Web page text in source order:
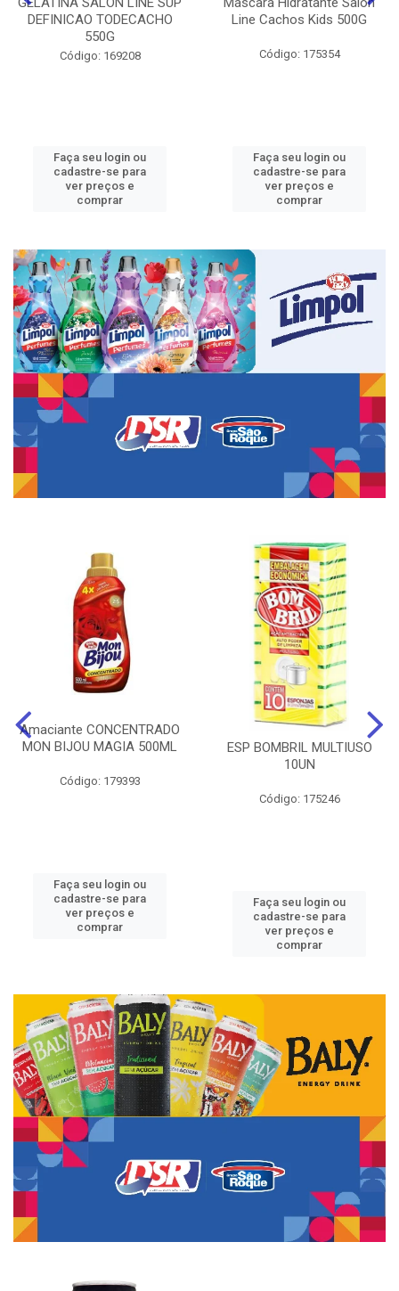
DEFINICAO TODECACHO
550G
Código: 169208
Faça seu login ou
cadastre-se para
ver preços e
comprar
Line Cachos Kids 500G
Código: 175354
Faça seu login ou
cadastre-se para
ver preços e
comprar
Amaciante CONCENTRADO
MON BIJOU MAGIA 500ML
Código: 179393
Faça seu login ou
cadastre-se para
ver preços e
comprar
ESP BOMBRIL MULTIUSO
10UN
Código: 175246
Faça seu login ou
cadastre-se para
ver preços e
comprar